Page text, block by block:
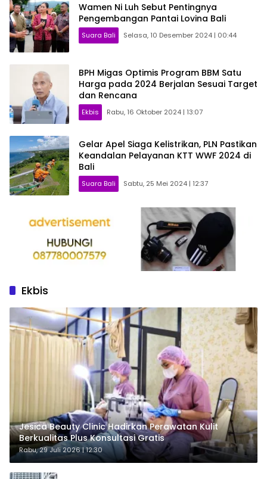
Wamen Ni Luh Sebut Pentingnya
Pengembangan Pantai Lovina Bali
Suara Bali Selasa, 10 Desember 2024 | 00:44
BPH Migas Optimis Program BBM Satu
Harga pada 2024 Berjalan Sesuai Target
dan Rencana
Ekbis Rabu, 16 Oktober 2024 | 13:07
Gelar Apel Siaga Kelistrikan, PLN Pastikan
Keandalan Pelayanan KTT WWF 2024 di
Bali
Suara Bali Sabtu, 25 Mei 2024 | 12:37
Ekbis
Jesica Beauty Clinic Hadirkan Perawatan Kulit
Berkualitas Plus Konsultasi Gratis
Rabu, 29 Juli 2026 | 12:30